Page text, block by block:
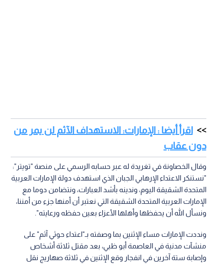
اقرأ أيضا : الإمارات: الاستهداف الآثم لن يمر من
دون عقاب
وقال الخصاونة في تغريدة له عبر حسابه الرسمي على منصة "تويتر":
"نستنكر الاعتداء الإرهابي الجبان الذي استهدف دولة الإمارات العربية
المتحدة الشقيقة اليوم، وندينه بأشد العبارات، ونتضامن دوما مع
الإمارات العربية المتحدة الشقيقة التي نعتبر أن أمنها جزء من أمننا،
ونسأل الله أن يحفظها وأهلها الأعزاء بعين حفظه ورعايته".
ونددت الإمارات مساء الإثنين بما وصفته بـ"اعتداء حوثي آثم" على
منشآت مدنية في العاصمة أبو ظبي، بعد مقتل ثلاثة أشخاص
وإصابة ستة آخرين في انفجار وقع الإثنين في ثلاثة صهاريج نقل